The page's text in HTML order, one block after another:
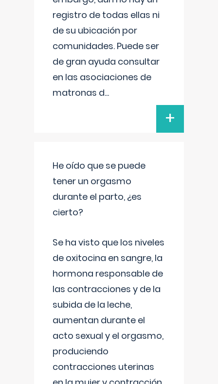
registro de todas ellas ni
de su ubicación por
comunidades. Puede ser
de gran ayuda consultar
en las asociaciones de
matronas d...
+
He oído que se puede
tener un orgasmo
durante el parto, ¿es
cierto?
Se ha visto que los niveles
de oxitocina en sangre, la
hormona responsable de
las contracciones y de la
subida de la leche,
aumentan durante el
acto sexual y el orgasmo,
produciendo
contracciones uterinas